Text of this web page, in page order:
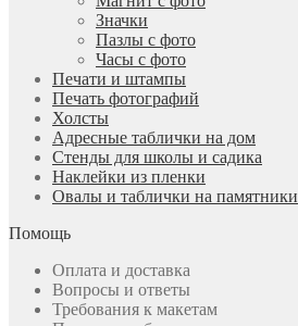
Значки
Пазлы с фото
Часы с фото
Печати и штампы
Печать фотографий
Холсты
Адресные таблички на дом
Стенды для школы и садика
Наклейки из пленки
Овалы и таблички на памятники
Помощь
Оплата и доставка
Вопросы и ответы
Требования к макетам